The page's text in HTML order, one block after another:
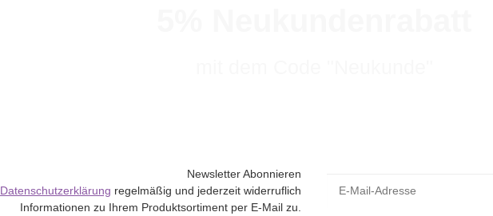
Newsletter Abonnieren
Datenschutzerklärung regelmäßig und jederzeit widerruflich
Informationen zu Ihrem Produktsortiment per E-Mail zu.